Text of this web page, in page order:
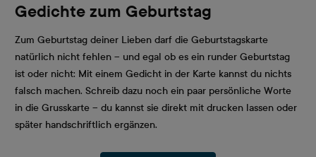
Gedichte zum Geburtstag
Zum Geburtstag deiner Lieben darf die Geburtstagskarte
natürlich nicht fehlen – und egal ob es ein runder Geburtstag
ist oder nicht: Mit einem Gedicht in der Karte kannst du nichts
falsch machen. Schreib dazu noch ein paar persönliche Worte
in die Grusskarte – du kannst sie direkt mit drucken lassen oder
später handschriftlich ergänzen.